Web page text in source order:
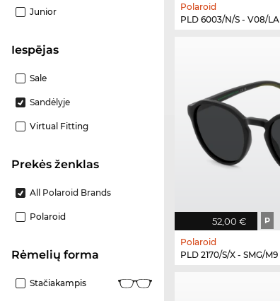
Junior
Iespējas
Sale
Sandėlyje
Virtual Fitting
Prekės ženklas
All Polaroid Brands
Polaroid
Rėmelių forma
Stačiakampis
Polaroid
PLD 6003/N/S - V08/LA
52,00 € P
Polaroid
PLD 2170/S/X - SMG/M9